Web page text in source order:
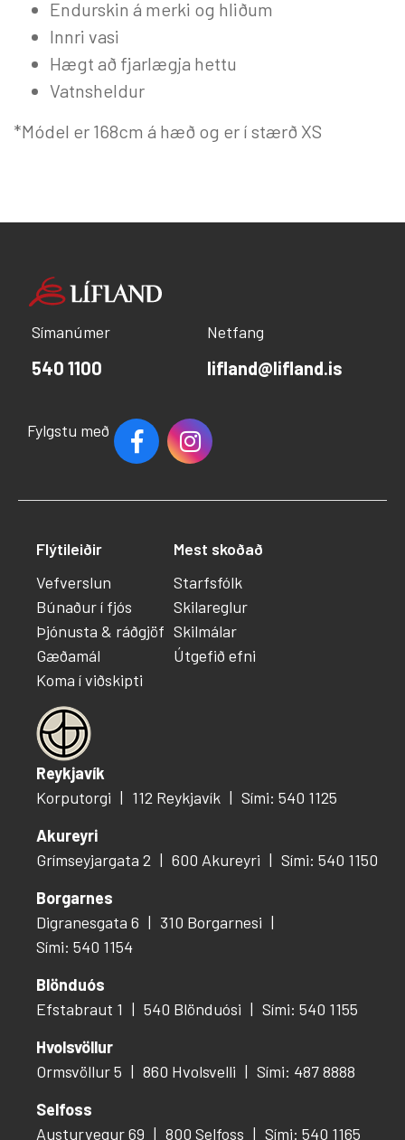
Endurskin á merki og hliðum
Innri vasi
Hægt að fjarlægja hettu
Vatnsheldur
*Módel er 168cm á hæð og er í stærð XS
Símanúmer
540 1100
Netfang
lifland@lifland.is
Fylgstu með
Reykjavík
Korputorgi
112 Reykjavík
Sími: 540 1125
Akureyri
Grímseyjargata 2
600 Akureyri
Sími: 540 1150
Borgarnes
Digranesgata 6
310 Borgarnesi
Sími: 540 1154
Blönduós
Efstabraut 1
540 Blönduósi
Sími: 540 1155
Hvolsvöllur
Ormsvöllur 5
860 Hvolsvelli
Sími: 487 8888
Selfoss
Austurvegur 69
800 Selfoss Sími: 540 1165
Flýtileiðir
Vefverslun
Búnaður í fjós
Þjónusta & ráðgjöf
Gæðamál
Koma í viðskipti
Mest skoðað
Starfsfólk
Skilareglur
Skilmálar
Útgefið efni